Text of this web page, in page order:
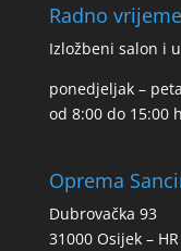
Radno vrijeme
Izložbeni salon i
ponedjeljak –
od 8:00 do 15:00 h
Oprema
Dubrovačka 93
31000 Osijek – HR